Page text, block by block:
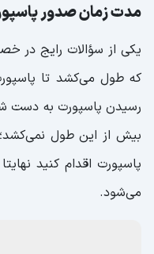
مدت زمان صدور
یکی از سؤالات رایج در
که طول می‌کشد تا
بیش از این طول نمی‌کشد؛
می‌شود.